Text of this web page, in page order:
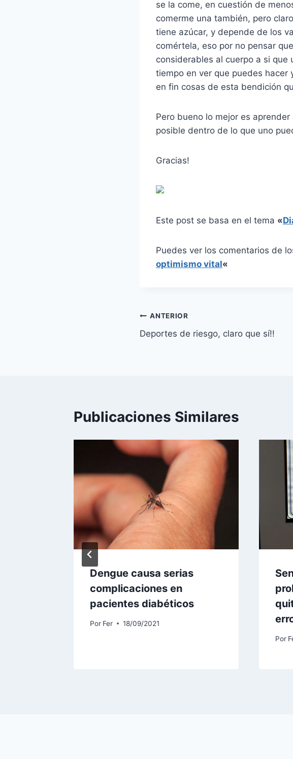
se la come, en cuestión de
comerme una también, pero
tiene azúcar, y depende de los
comértela, eso por no pensar
considerables al cuerpo a si que
tiempo en ver que puedes hacer
en fin cosas de esta bendición
Pero bueno lo mejor es
posible dentro de lo que uno
Gracias!
Este post se basa en el tema «
Puedes ver los comentarios de
optimismo vital«
Navegación
de
ANTERIOR
Deportes de riesgo, claro que sí!!
Publicaciones Similares
Dengue causa serias
complicaciones en
pacientes diabéticos
Por Fer 18/09/2021
Por